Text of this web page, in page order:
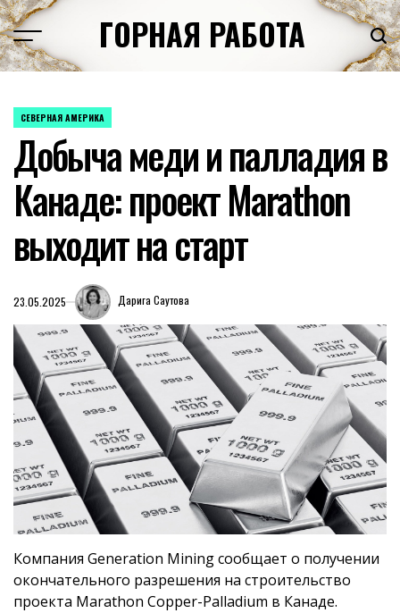
Перейти
к
содержимому
ГОРНАЯ РАБОТА
ОПУБЛИКОВАНО
СЕВЕРНАЯ АМЕРИКА
Добыча меди и палладия в
Канаде: проект Marathon
выходит на старт
23.05.2025 Дарига Саутова
Компания Generation Mining сообщает о получении
окончательного разрешения на строительство
проекта Marathon Copper-Palladium в Канаде.